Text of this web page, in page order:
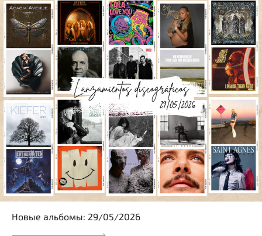
Новые альбомы: 29/05/2026